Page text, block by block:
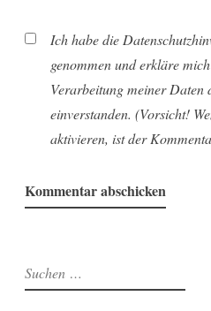
Ich habe die
genommen und erkläre
Verarbeitung meiner Daten
einverstanden. (Vorsicht!
aktivieren, ist der
Suchen
nach: